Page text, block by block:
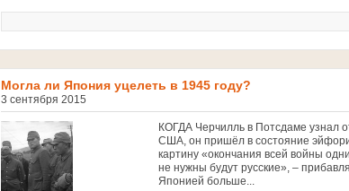
Могла ли Япония уцелеть в 1945 году?
3 сентября 2015
КОГДА Черчилль в Потсдаме узнал
США, он пришёл в состояние
картину «окончания всей войны
не нужны будут русские», –
Японией больше...